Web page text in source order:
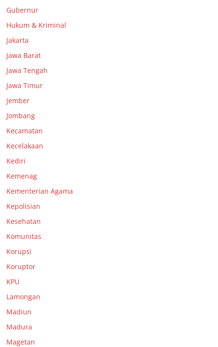
Gubernur
Hukum & Kriminal
Jakarta
Jawa Barat
Jawa Tengah
Jawa Timur
Jember
Jombang
Kecamatan
Kecelakaan
Kediri
Kemenag
Kementerian Agama
Kepolisian
Kesehatan
Komunitas
Korupsi
Koruptor
KPU
Lamongan
Madiun
Madura
Magetan